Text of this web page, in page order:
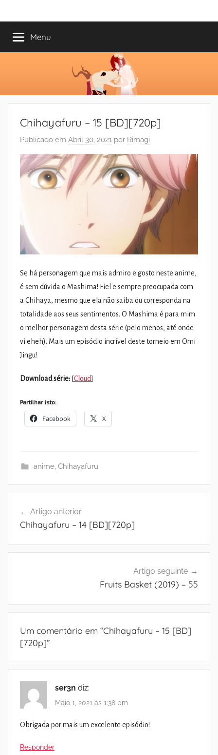
paraMundo
do
anos
a
romances
Menu
Chihayafuru – 15 [BD][720p]
Publicado em Abril 30, 2021 por Rimagi
Se há personagem que mais admiro e gosto neste anime,
é sem dúvida o Mashima! Fiel e sempre preocupada com
a Chihaya, mesmo que ela não saiba ou corresponda na
totalidade aos seus sentimentos. O Mashima é para mim
o melhor personagem desta série (pelo menos, até onde
vi eheh). Mais um episódio incrível deste torneio em Omi
Jingu!
Download série: [Cloud]
Partilhar isto:
Facebook X
anime, Chihayafuru
Artigo anterior
Chihayafuru – 14 [BD][720p]
Artigo seguinte
Fruits Basket (2019) – 55
Um comentário em “Chihayafuru – 15 [BD]
[720p]”
ser3n diz:
Maio 1, 2021 às 1:38 pm
Obrigada por mais um excelente episódio!
Responder